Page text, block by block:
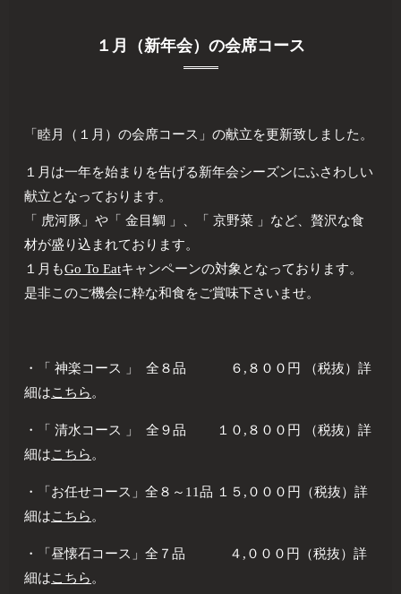
１月（新年会）の会席コース
「睦月（１月）の会席コース」の献立を更新致しました。
１月は一年を始まりを告げる新年会シーズンにふさわしい
献立となっております。
「 虎河豚」や「 金目鯛 」、「 京野菜 」など、贅沢な食
材が盛り込まれております。
１月もGo To Eatキャンペーンの対象となっております。
是非このご機会に粋な和食をご賞味下さいませ。
・「 神楽コース 」 全８品 ６,８００円 （税抜）詳
細はこちら 。
・「 清水コース 」 全９品 １０,８００円 （税抜）詳
細はこちら 。
・「お任せコース」全８～11品 １５,０００円（税抜）詳
細はこちら 。
・「昼懐石コース」全７品 ４,０００円（税抜）詳
細はこちら 。